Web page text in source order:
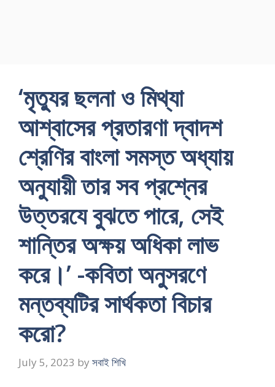
‘মৃত্যুর ছলনা ও মিথ্যা
আশ্বাসের প্রতারণা দ্বাদশ
শ্রেণির বাংলা সমস্ত অধ্যায়
অনুযায়ী তার সব প্রশ্নের
উত্তরযে বুঝতে পারে, সেই
শান্তির অক্ষয় অধিকা লাভ
করে।’ -কবিতা অনুসরণে
মন্তব্যটির সার্থকতা বিচার
করো?
July 5, 2023 by সবাই শিখি